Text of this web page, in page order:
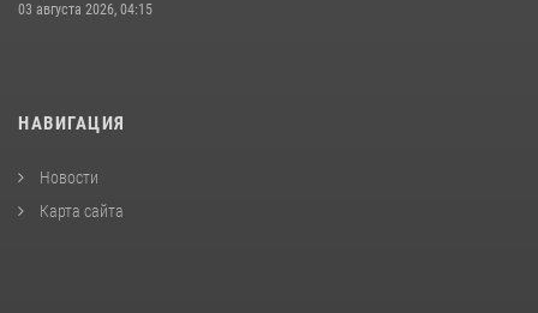
03 августа 2026, 04:15
НАВИГАЦИЯ
Новости
Карта сайта